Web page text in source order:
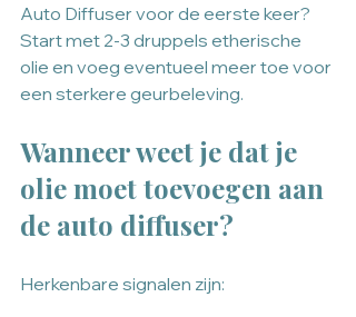
Auto Diffuser voor de eerste keer?
Start met 2-3 druppels etherische
olie en voeg eventueel meer toe voor
een sterkere geurbeleving.
Wanneer weet je dat je
olie moet toevoegen aan
de auto diffuser?
Herkenbare signalen zijn: